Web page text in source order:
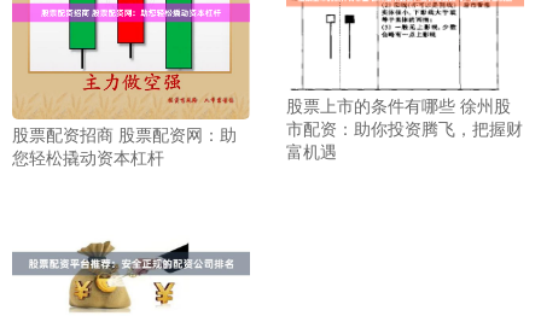
股票配资招商 股票配资网：助
您轻松撬动资本杠杆
股票上市的条件有哪些 徐州股
市配资：助你投资腾飞，把握财
富机遇